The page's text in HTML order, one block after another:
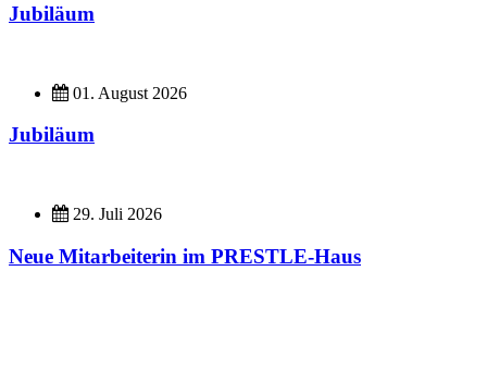
Jubiläum
01. August 2026
Jubiläum
29. Juli 2026
Neue Mitarbeiterin im PRESTLE-Haus